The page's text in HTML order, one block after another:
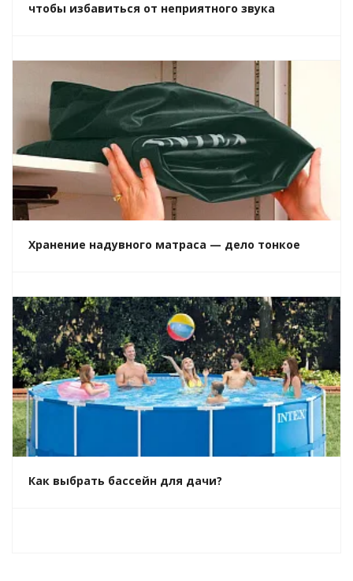
чтобы избавиться от неприятного звука
Хранение надувного матраса — дело тонкое
Как выбрать бассейн для дачи?